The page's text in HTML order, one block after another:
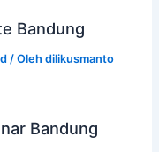
Bandung
/ Olehdilikusmanto
Bandung